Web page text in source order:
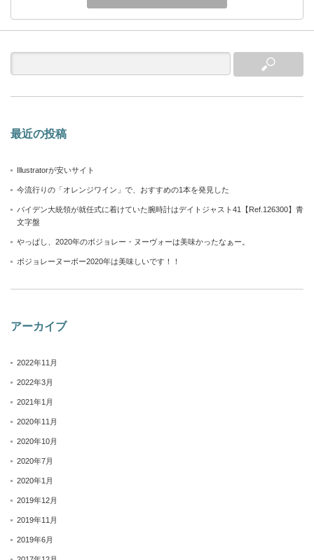
最近の投稿
Illustratorが安いサイト
今流行りの「オレンジワイン」で、おすすめの1本を発見した
バイデン大統領が就任式に着けていた腕時計はデイトジャスト41【Ref.126300】青
文字盤
やっぱし、2020年のボジョレー・ヌーヴォーは美味かったなぁー。
ボジョレーヌーボー2020年は美味しいです！！
アーカイブ
2022年11月
2022年3月
2021年1月
2020年11月
2020年10月
2020年7月
2020年1月
2019年12月
2019年11月
2019年6月